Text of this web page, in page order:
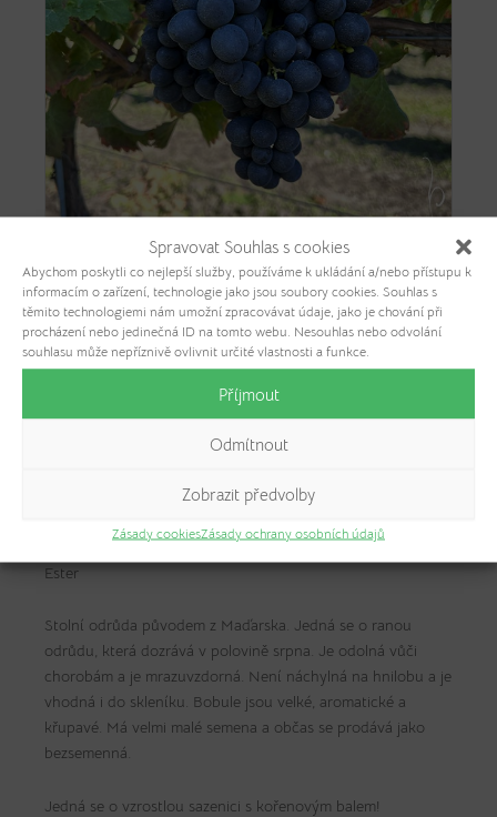
Spravovat Souhlas s cookies
Abychom poskytli co nejlepší služby, používáme k ukládání a/nebo přístupu k
informacím o zařízení, technologie jako jsou soubory cookies. Souhlas s
těmito technologiemi nám umožní zpracovávat údaje, jako je chování při
procházení nebo jedinečná ID na tomto webu. Nesouhlas nebo odvolání
souhlasu může nepříznivě ovlivnit určité vlastnosti a funkce.
Příjmout
Odmítnout
Zobrazit předvolby
Zásady cookiesZásady ochrany osobních údajů
Ester
Stolní odrůda původem z Maďarska. Jedná se o ranou
odrůdu, která dozrává v polovině srpna. Je odolná vůči
chorobám a je mrazuvzdorná. Není náchylná na hnilobu a je
vhodná i do skleníku. Bobule jsou velké, aromatické a
křupavé. Má velmi malé semena a občas se prodává jako
bezsemenná.
Jedná se o vzrostlou sazenici s kořenovým balem!
Není skladem